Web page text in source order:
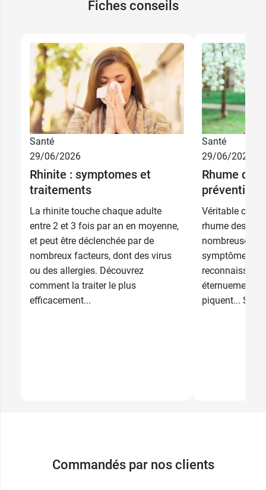
Fiches conseils
Santé
29/06/2026
Rhinite : symptomes et
traitements
La rhinite touche chaque adulte
entre 2 et 3 fois par an en moyenne,
et peut être déclenchée par de
nombreux facteurs, dont des virus
ou des allergies. Découvrez
comment la traiter le plus
efficacement...
Santé
29/06/2026
Rhume des
prévention
Véritable
rhume des
nombreuses
symptômes
éternuements,
piquent...
Commandés par nos clients